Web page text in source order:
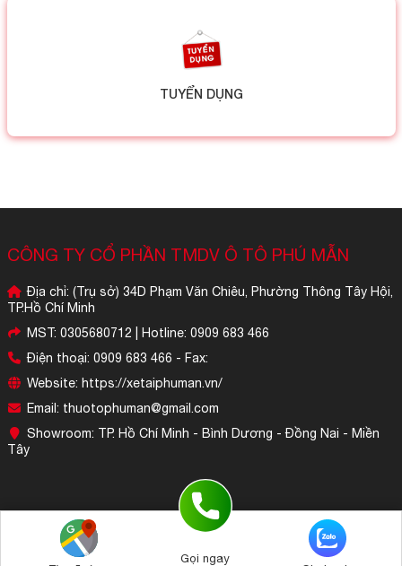
TUYỂN DỤNG
CÔNG TY CỔ PHẦN TMDV Ô TÔ PHÚ MẪN
Địa chỉ: (Trụ sở) 34D Phạm Văn Chiêu, Phường Thông Tây Hội,
TP.Hồ Chí Minh
MST: 0305680712 | Hotline: 0909 683 466
Điện thoại: 0909 683 466 - Fax:
Website: https://xetaiphuman.vn/
Email: thuotophuman@gmail.com
Showroom: TP. Hồ Chí Minh - Bình Dương - Đồng Nai - Miền
Tây
Bấm để gọi (Tư vấn 24/7)
Gọi ngay